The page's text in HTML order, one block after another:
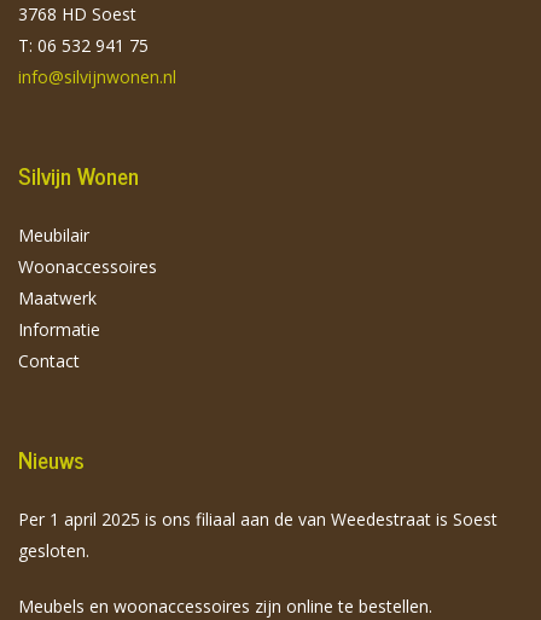
3768 HD Soest
T: 06 532 941 75
info@silvijnwonen.nl
Silvijn Wonen
Meubilair
Woonaccessoires
Maatwerk
Informatie
Contact
Nieuws
Per 1 april 2025 is ons filiaal aan de van Weedestraat is Soest
gesloten.
Meubels en woonaccessoires zijn online te bestellen.